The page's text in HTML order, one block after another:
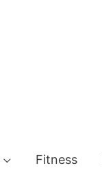
Fitness